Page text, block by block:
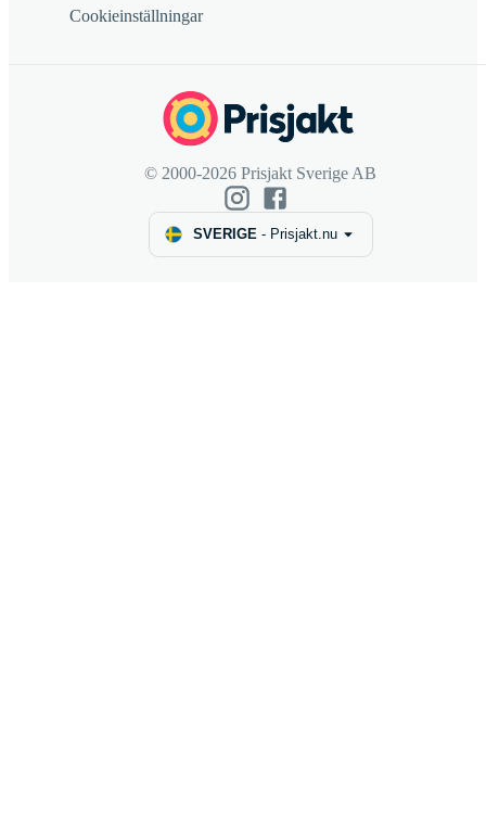
Cookieinställningar
© 2000-2026 Prisjakt Sverige AB
SVERIGE- Prisjakt.nu